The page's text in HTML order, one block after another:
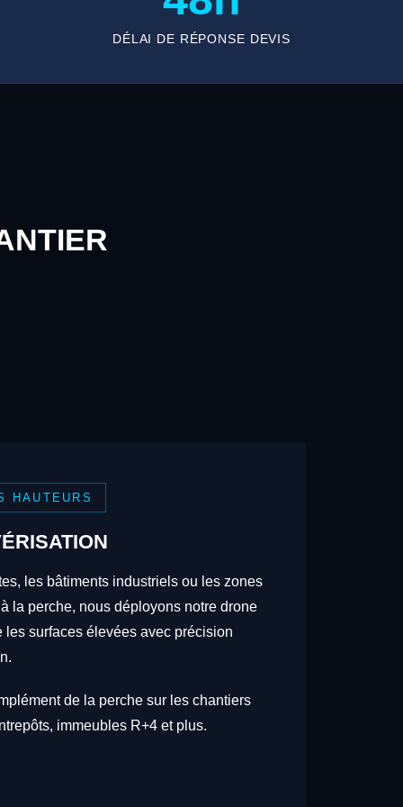
DÉLAI DE RÉPONSE DEVIS
HAUTEURS
les bâtiments industriels ou les zones
la perche, nous déployons notre drone
les surfaces élevées avec précision
de la perche sur les chantiers
immeubles R+4 et plus.